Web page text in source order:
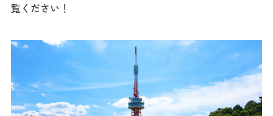
覧ください！
宿泊